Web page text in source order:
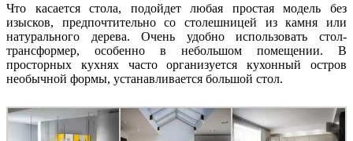
Что касается стола, подойдет любая простая модель без
изысков, предпочтительно со столешницей из камня или
натурального дерева. Очень удобно использовать стол-
трансформер, особенно в небольшом помещении. В
просторных кухнях часто организуется кухонный остров
необычной формы, устанавливается большой стол.